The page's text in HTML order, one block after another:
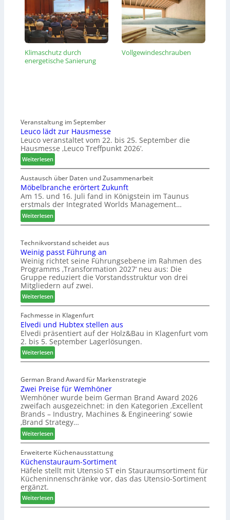
Klimaschutz durch
energetische Sanierung
Vollgewindeschrauben
Veranstaltung im September
Leuco lädt zur Hausmesse
Leuco veranstaltet vom 22. bis 25. September die
Hausmesse ‚Leuco Treffpunkt 2026‘.
Weiterlesen:
L
e
u
c
o
ä
t
z
u
r
H
a
u
s
m
e
s
s
e
Austausch über Daten und Zusammenarbeit
Möbelbranche erörtert Zukunft
Am 15. und 16. Juli fand in Königstein im Taunus
erstmals der Integrated Worlds Management…
Weiterlesen:
M
b
e
l
b
r
a
n
c
h
e
e
r
ö
r
e
r
t
Z
u
k
u
n
f
t
Technikvorstand scheidet aus
Weinig passt Führung an
Weinig richtet seine Führungsebene im Rahmen des
Programms ‚Transformation 2027‘ neu aus: Die
Gruppe reduziert die Vorstandsstruktur von drei
Mitgliedern auf zwei.
Weiterlesen:
W
e
i
n
i
g
p
s
s
t
F
ü
h
r
u
n
g
a
n
Fachmesse in Klagenfurt
Elvedi und Hubtex stellen aus
Elvedi präsentiert auf der Holz&Bau in Klagenfurt vom
2. bis 5. September Lagerlösungen.
Weiterlesen:
E
v
e
d
i
u
n
d
H
u
b
t
e
x
s
t
German Brand Award für Markenstrategie
Zwei Preise für Wemhöner
Wemhöner wurde beim German Brand Award 2026
zweifach ausgezeichnet: in den Kategorien ‚Excellent
Brands – Industry, Machines & Engineering‘ sowie
‚Brand Strategy…
Weiterlesen:
Z
w
e
i
P
e
i
Erweiterte Küchenausstattung
Küchenstauraum-Sortiment
Häfele stellt mit Utensio ST ein Stauraumsortiment für
Kücheninnenschränke vor, das das Utensio-Sortiment
ergänzt.
Weiterlesen:
K